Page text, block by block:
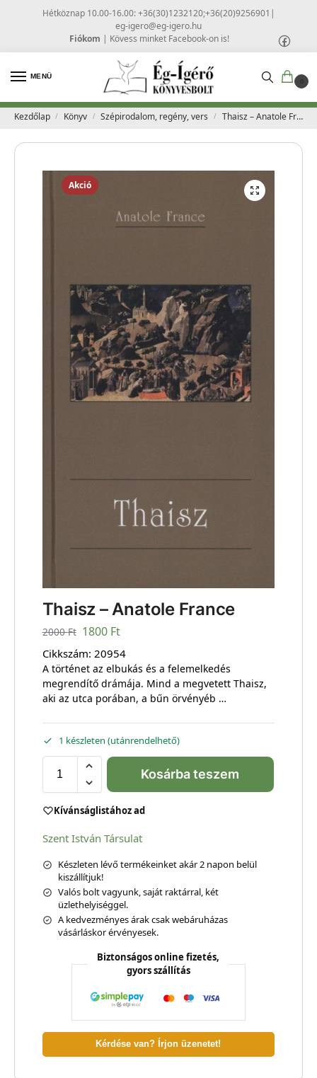
Hétköznap 10.00-16.00: +36(30)1232120;+36(20)9256901 |
eg-igero@eg-igero.hu
Fiókom | Kövess minket Facebook-on is!
MENÜ
0
Kezdőlap / Könyv / Szépirodalom, regény, vers / Thaisz – Anatole France
Akció
Thaisz – Anatole France
2000Ft 1800 Ft
Cikkszám: 20954
A történet az elbukás és a felemelkedés
megrendítő drámája. Mind a megvetett Thaisz,
aki az utca porában, a bűn örvényéb …
1 készleten (utánrendelhető)
Kosárba teszem
Kívánságlistához ad
Szent István Társulat
Készleten lévő termékeinket akár 2 napon belül
kiszállítjuk!
Valós bolt vagyunk, saját raktárral, két
üzlethelyiséggel.
A kedvezményes árak csak webáruházas
vásárláskor érvényesek.
Biztonságos online fizetés,
gyors szállítás
Kérdése van? Írjon üzenetet!